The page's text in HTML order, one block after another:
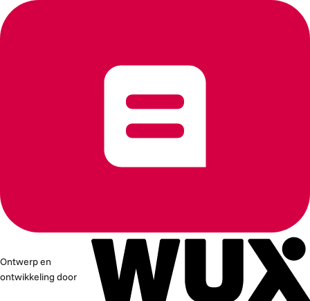
Ontwerp en
ontwikkeling door